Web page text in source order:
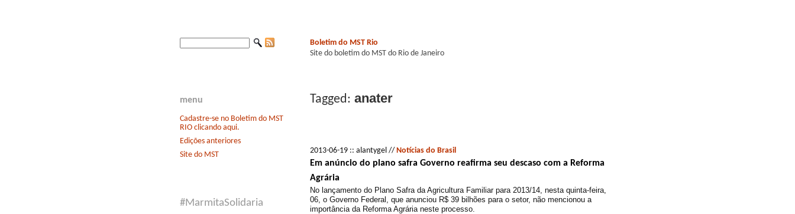
menu
Cadastre-se no Boletim do MST
RIO clicando aqui.
Edições anteriores
Site do MST
#MarmitaSolidaria
Boletim do MST Rio
Site do boletim do MST do Rio de Janeiro
Tagged: anater
2013-06-19 :: alantygel // Notícias do Brasil
Em anúncio do plano safra Governo reafirma seu descaso com a Reforma
Agrária
No lançamento do Plano Safra da Agricultura Familiar para 2013/14, nesta quinta-feira,
06, o Governo Federal, que anunciou R$ 39 bilhões para o setor, não mencionou a
importância da Reforma Agrária neste processo.